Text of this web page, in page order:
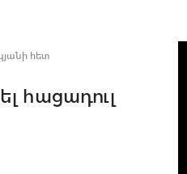
հետ
հացադուլ